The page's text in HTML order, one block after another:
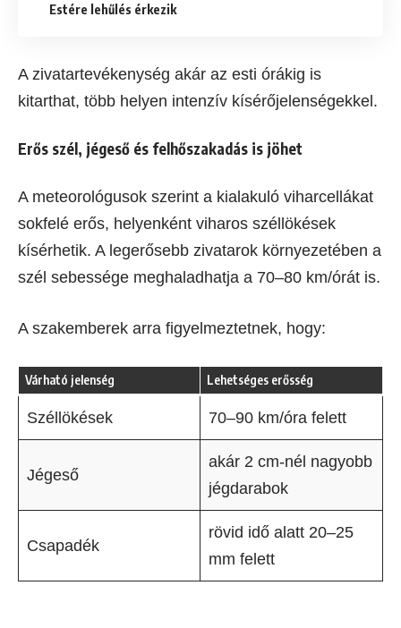
Estére lehűlés érkezik
A zivatartevékenység akár az esti órákig is
kitarthat, több helyen intenzív kísérőjelenségekkel.
Erős szél, jégeső és felhőszakadás is jöhet
A meteorológusok szerint a kialakuló viharcellákat
sokfelé erős, helyenként viharos széllökések
kísérhetik. A legerősebb zivatarok környezetében a
szél sebessége meghaladhatja a 70–80 km/órát is.
A szakemberek arra figyelmeztetnek, hogy:
Várható jelenség Lehetséges erősség
Széllökések 70–90 km/óra felett
Jégeső
akár 2 cm-nél nagyobb
jégdarabok
Csapadék
rövid idő alatt 20–25
mm felett